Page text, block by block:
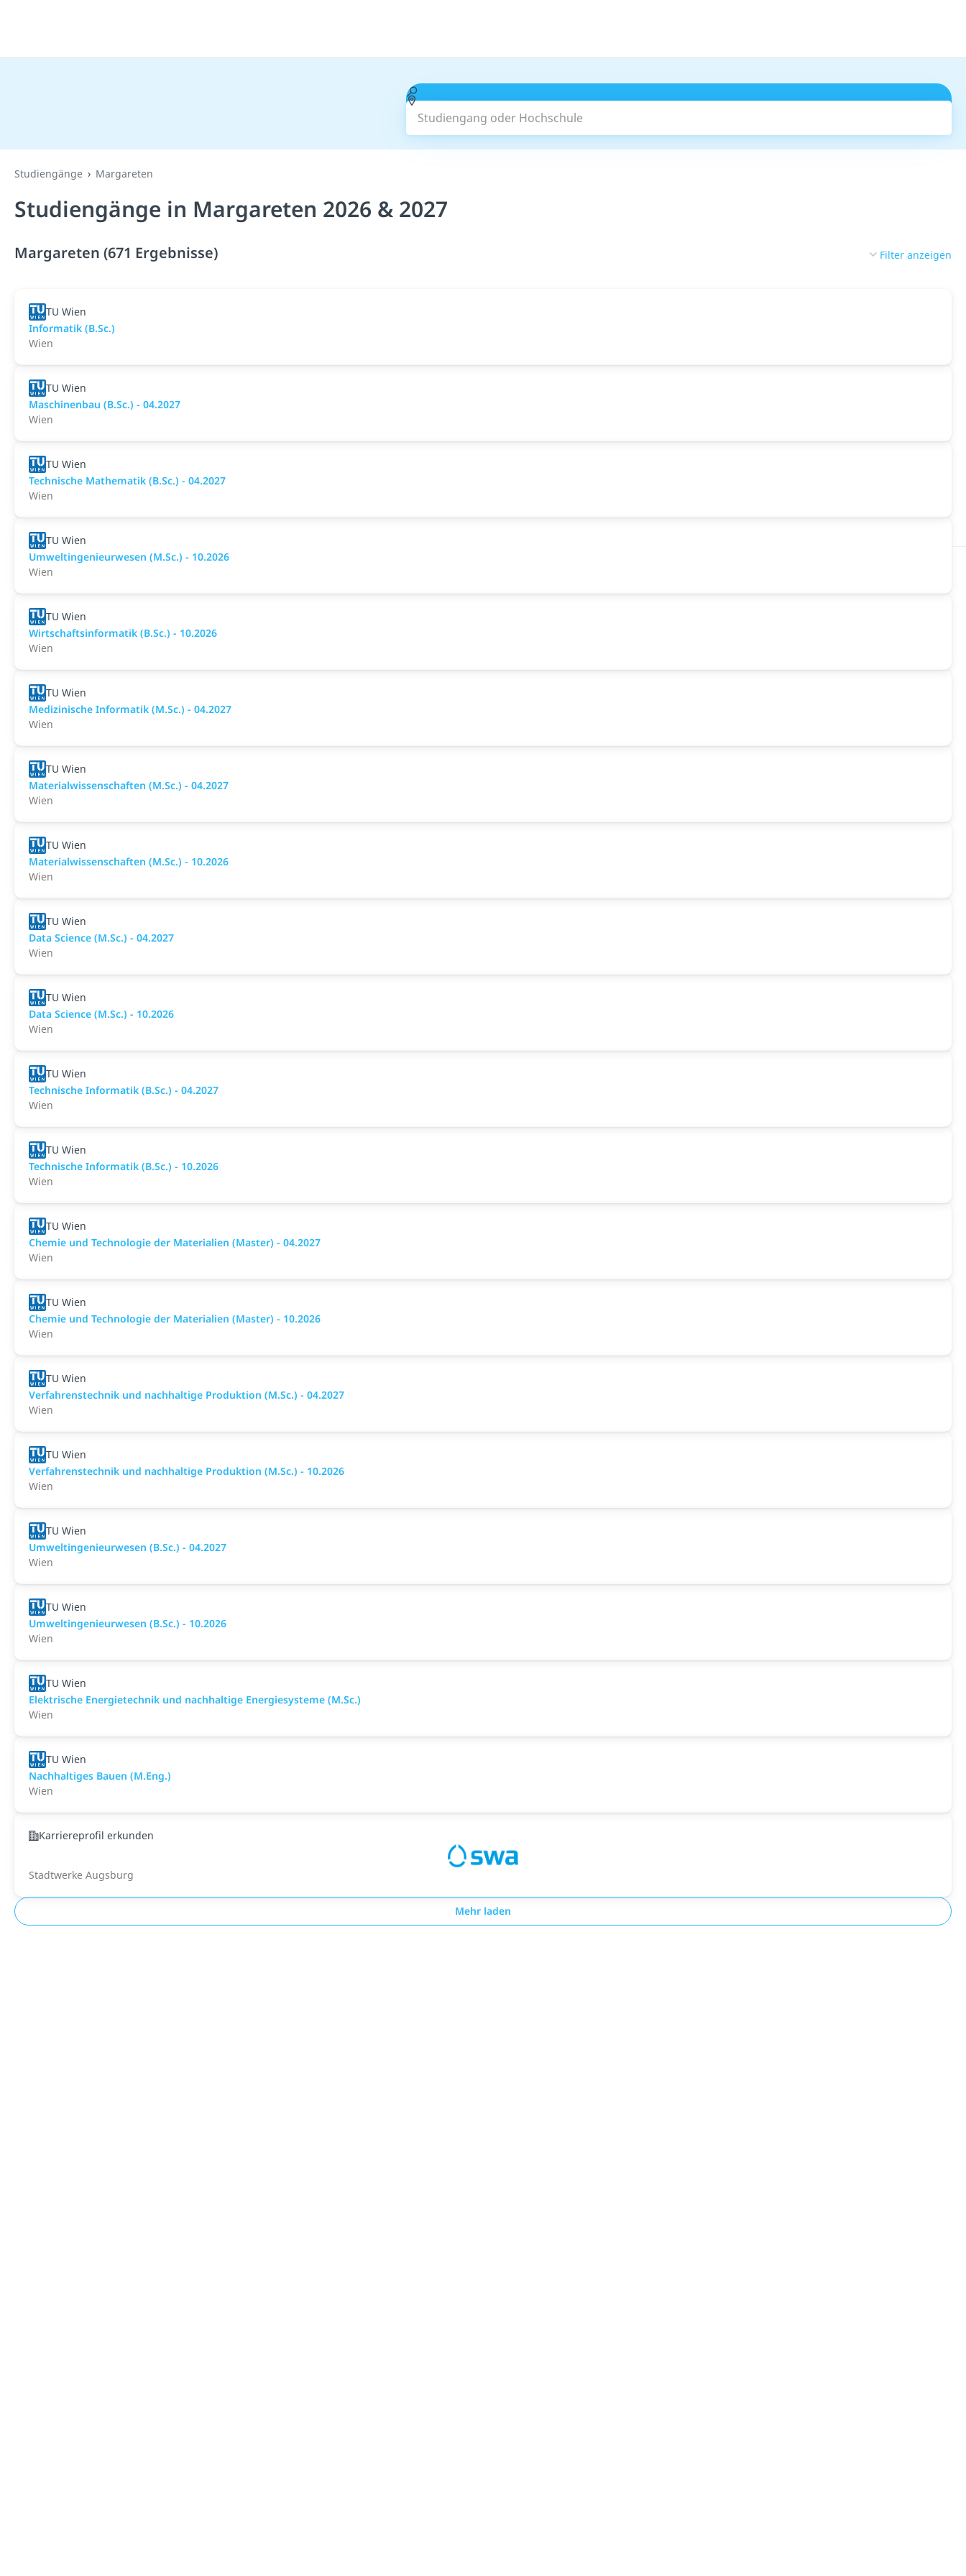
Studiengang oder Hochschule
Studiengänge Margareten
Studiengänge in Margareten 2026 & 2027
Margareten (671 Ergebnisse) Filter anzeigen
TU Wien
Informatik (B.Sc.)
Wien
TU Wien
Maschinenbau (B.Sc.) - 04.2027
Wien
TU Wien
Technische Mathematik (B.Sc.) - 04.2027
Wien
TU Wien
Umweltingenieurwesen (M.Sc.) - 10.2026
Wien
TU Wien
Wirtschaftsinformatik (B.Sc.) - 10.2026
Wien
TU Wien
Medizinische Informatik (M.Sc.) - 04.2027
Wien
TU Wien
Materialwissenschaften (M.Sc.) - 04.2027
Wien
TU Wien
Materialwissenschaften (M.Sc.) - 10.2026
Wien
TU Wien
Data Science (M.Sc.) - 04.2027
Wien
TU Wien
Data Science (M.Sc.) - 10.2026
Wien
TU Wien
Technische Informatik (B.Sc.) - 04.2027
Wien
TU Wien
Technische Informatik (B.Sc.) - 10.2026
Wien
TU Wien
Chemie und Technologie der Materialien (Master) - 04.2027
Wien
TU Wien
Chemie und Technologie der Materialien (Master) - 10.2026
Wien
TU Wien
Verfahrenstechnik und nachhaltige Produktion (M.Sc.) - 04.2027
Wien
TU Wien
Verfahrenstechnik und nachhaltige Produktion (M.Sc.) - 10.2026
Wien
TU Wien
Umweltingenieurwesen (B.Sc.) - 04.2027
Wien
TU Wien
Umweltingenieurwesen (B.Sc.) - 10.2026
Wien
TU Wien
Elektrische Energietechnik und nachhaltige Energiesysteme (M.Sc.)
Wien
TU Wien
Nachhaltiges Bauen (M.Eng.)
Wien
Karriereprofil erkunden
Stadtwerke Augsburg
Mehr laden